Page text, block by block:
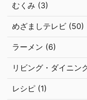
むくみ (3)
めざましテレビ (50)
ラーメン (6)
リビング・ダイニン
レシピ (1)